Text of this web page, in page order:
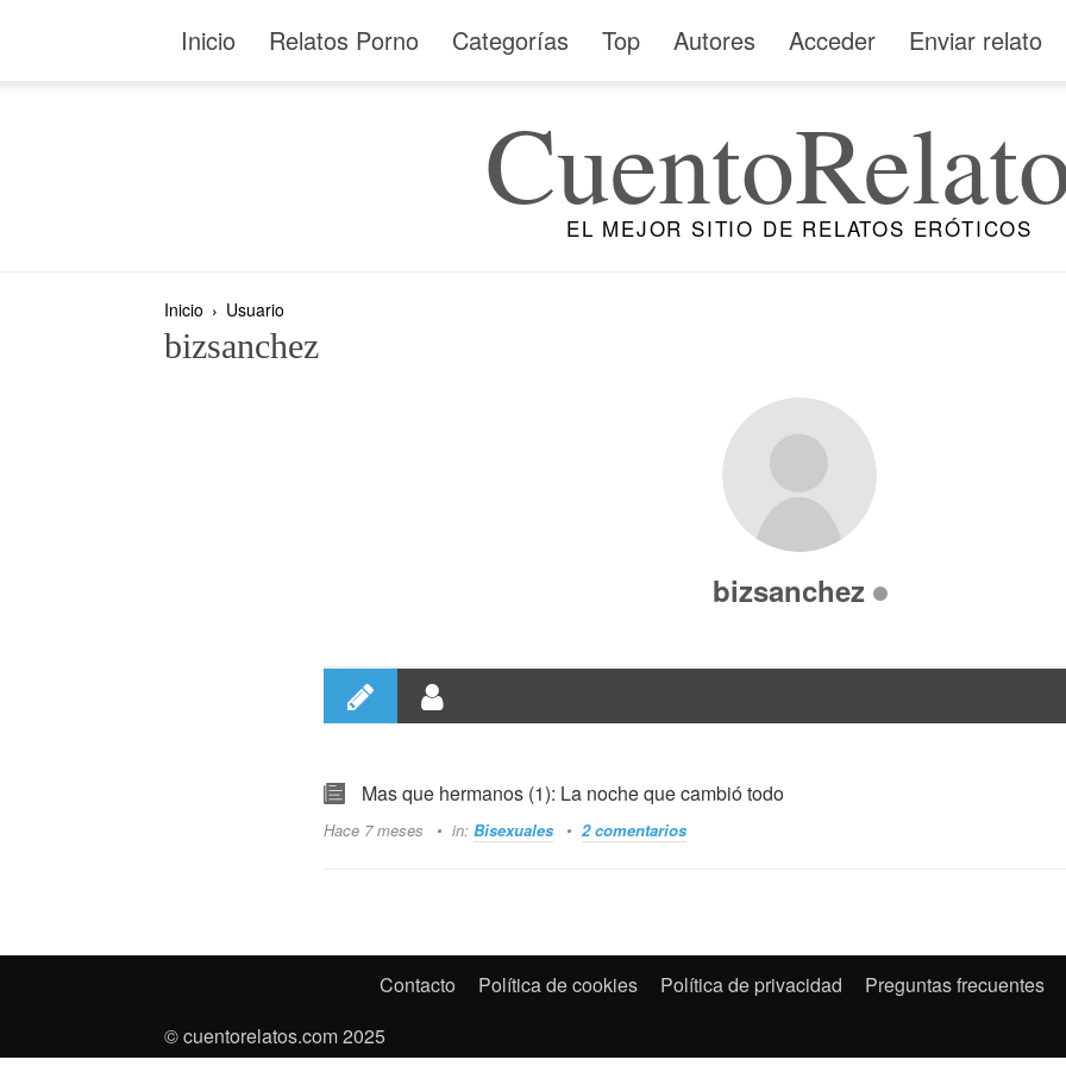
Inicio Relatos Porno Categorías Top Autores Acceder Enviar relato
EL MEJOR SITIO DE RELATOS ERÓTICOS
Inicio Usuario
bizsanchez
bizsanchez
Mas que hermanos (1): La noche que cambió todo
Hace 7 meses in: Bisexuales 2 comentarios
Contacto Política de cookies Política de privacidad
Preguntas frecuentes
© cuentorelatos.com 2025